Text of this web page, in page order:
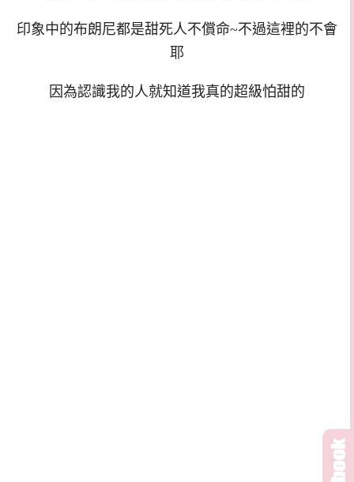
印象中的布朗尼都是甜死人不償命~不過這裡的不會
耶
因為認識我的人就知道我真的超級怕甜的